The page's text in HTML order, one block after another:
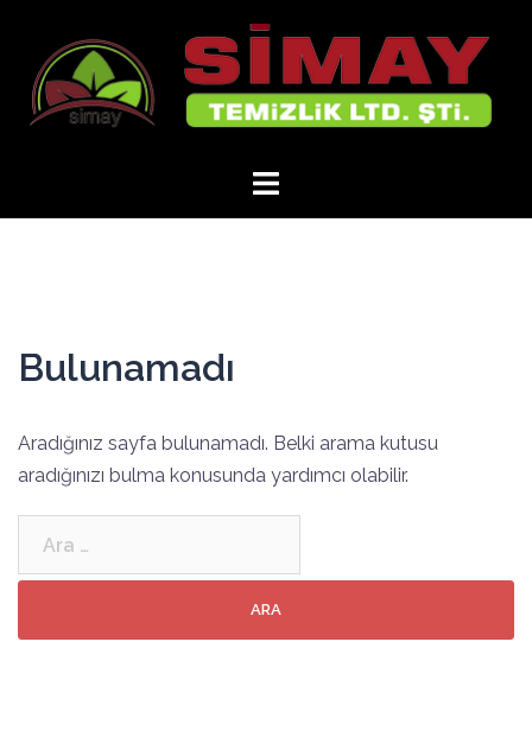
Bulunamadı
Aradığınız sayfa bulunamadı. Belki arama kutusu
aradığınızı bulma konusunda yardımcı olabilir.